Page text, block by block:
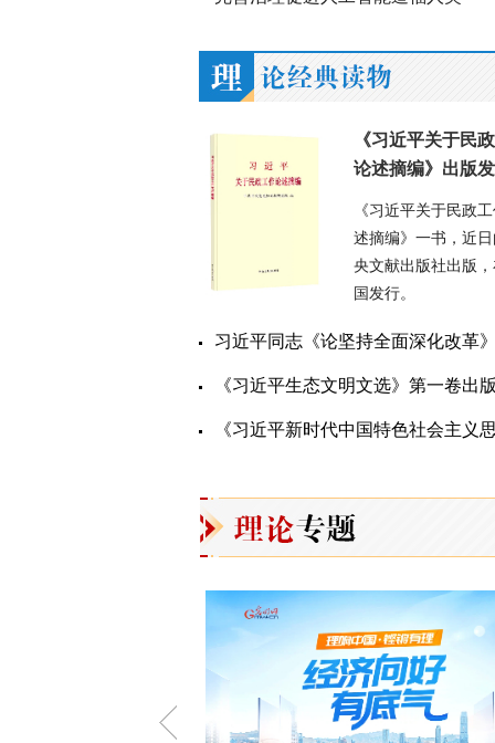
《习近平关于民
论述摘编》出版
《习近平关于民政
述摘编》一书，近
央文献出版社出版
国发行。
习近平同志《论坚持全面深化改革》第一卷、第二卷
《习近平生态文明文选》第一卷出
《习近平新时代中国特色社会主义思想学习论丛》第十一辑至第十五